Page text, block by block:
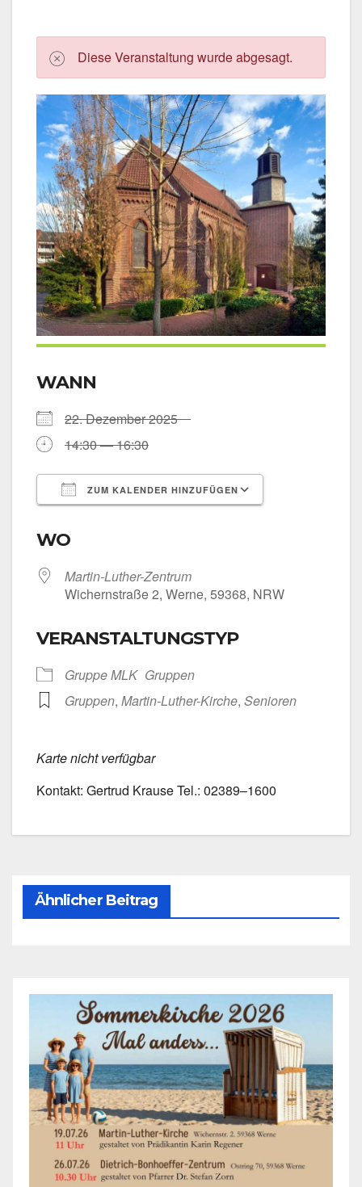
Die­se Ver­an­stal­tung wur­de abge­sagt.
WANN
22. Dezem­ber 2025
14:30 — 16:30
ZUM KALENDER HINZUFÜGEN
WO
Martin-Luther-Zentrum
Wichern­stra­ße 2, Wer­ne, 59368, NRW
VERANSTALTUNGSTYP
Grup­pe MLK Grup­pen
Grup­pen, Martin-Luther-Kirche, Senio­ren
Kar­te nicht ver­füg­bar
Kon­takt: Ger­trud Krau­se Tel.: 02389–1600
Ähnlicher Beitrag